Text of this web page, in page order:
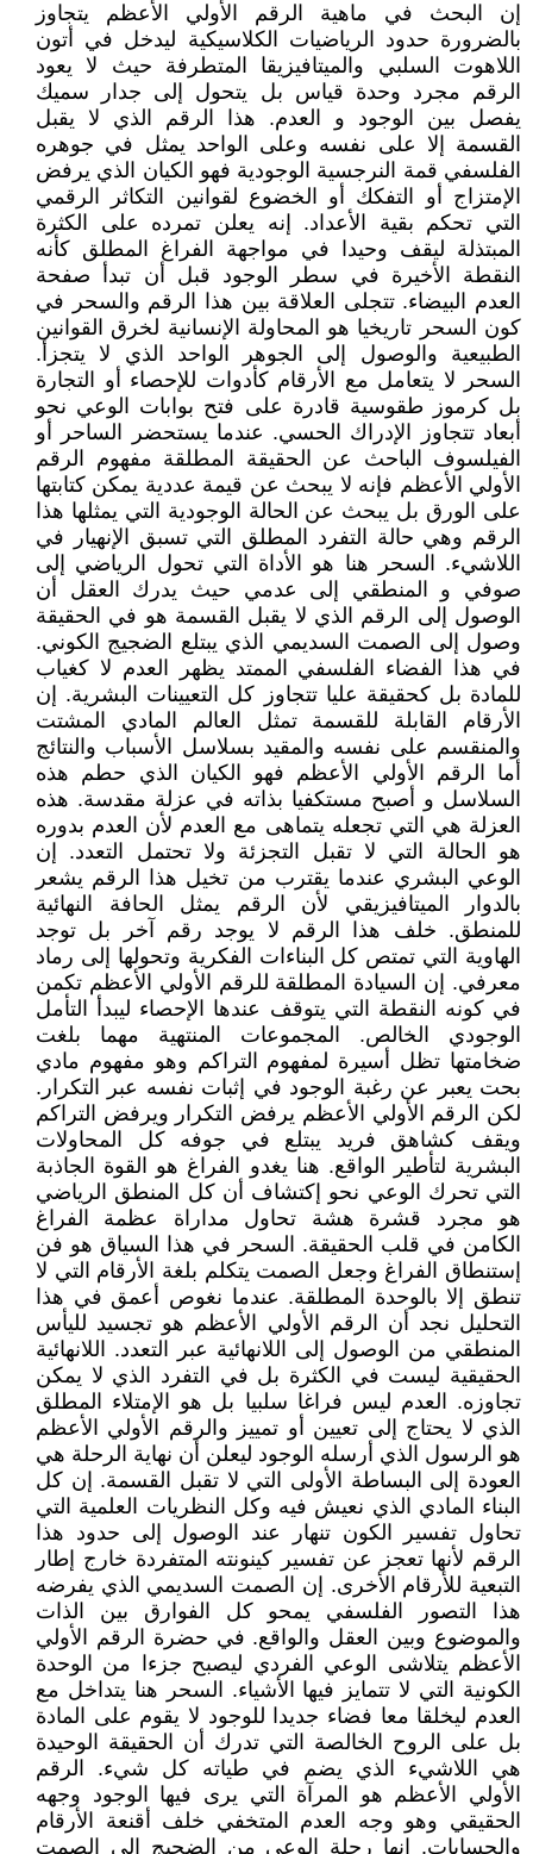
إن البحث في ماهية الرقم الأولي الأعظم يتجاوز
بالضرورة حدود الرياضيات الكلاسيكية ليدخل في أتون
اللاهوت السلبي والميتافيزيقا المتطرفة حيث لا يعود
الرقم مجرد وحدة قياس بل يتحول إلى جدار سميك
يفصل بين الوجود و العدم. هذا الرقم الذي لا يقبل
القسمة إلا على نفسه وعلى الواحد يمثل في جوهره
الفلسفي قمة النرجسية الوجودية فهو الكيان الذي يرفض
الإمتزاج أو التفكك أو الخضوع لقوانين التكاثر الرقمي
التي تحكم بقية الأعداد. إنه يعلن تمرده على الكثرة
المبتذلة ليقف وحيدا في مواجهة الفراغ المطلق كأنه
النقطة الأخيرة في سطر الوجود قبل أن تبدأ صفحة
العدم البيضاء. تتجلى العلاقة بين هذا الرقم والسحر في
كون السحر تاريخيا هو المحاولة الإنسانية لخرق القوانين
الطبيعية والوصول إلى الجوهر الواحد الذي لا يتجزأ.
السحر لا يتعامل مع الأرقام كأدوات للإحصاء أو التجارة
بل كرموز طقوسية قادرة على فتح بوابات الوعي نحو
أبعاد تتجاوز الإدراك الحسي. عندما يستحضر الساحر أو
الفيلسوف الباحث عن الحقيقة المطلقة مفهوم الرقم
الأولي الأعظم فإنه لا يبحث عن قيمة عددية يمكن كتابتها
على الورق بل يبحث عن الحالة الوجودية التي يمثلها هذا
الرقم وهي حالة التفرد المطلق التي تسبق الإنهيار في
اللاشيء. السحر هنا هو الأداة التي تحول الرياضي إلى
صوفي و المنطقي إلى عدمي حيث يدرك العقل أن
الوصول إلى الرقم الذي لا يقبل القسمة هو في الحقيقة
وصول إلى الصمت السديمي الذي يبتلع الضجيج الكوني.
في هذا الفضاء الفلسفي الممتد يظهر العدم لا كغياب
للمادة بل كحقيقة عليا تتجاوز كل التعيينات البشرية. إن
الأرقام القابلة للقسمة تمثل العالم المادي المشتت
والمنقسم على نفسه والمقيد بسلاسل الأسباب والنتائج
أما الرقم الأولي الأعظم فهو الكيان الذي حطم هذه
السلاسل و أصبح مستكفيا بذاته في عزلة مقدسة. هذه
العزلة هي التي تجعله يتماهى مع العدم لأن العدم بدوره
هو الحالة التي لا تقبل التجزئة ولا تحتمل التعدد. إن
الوعي البشري عندما يقترب من تخيل هذا الرقم يشعر
بالدوار الميتافيزيقي لأن الرقم يمثل الحافة النهائية
للمنطق. خلف هذا الرقم لا يوجد رقم آخر بل توجد
الهاوية التي تمتص كل البناءات الفكرية وتحولها إلى رماد
معرفي. إن السيادة المطلقة للرقم الأولي الأعظم تكمن
في كونه النقطة التي يتوقف عندها الإحصاء ليبدأ التأمل
الوجودي الخالص. المجموعات المنتهية مهما بلغت
ضخامتها تظل أسيرة لمفهوم التراكم وهو مفهوم مادي
بحت يعبر عن رغبة الوجود في إثبات نفسه عبر التكرار.
لكن الرقم الأولي الأعظم يرفض التكرار ويرفض التراكم
ويقف كشاهق فريد يبتلع في جوفه كل المحاولات
البشرية لتأطير الواقع. هنا يغدو الفراغ هو القوة الجاذبة
التي تحرك الوعي نحو إكتشاف أن كل المنطق الرياضي
هو مجرد قشرة هشة تحاول مداراة عظمة الفراغ
الكامن في قلب الحقيقة. السحر في هذا السياق هو فن
إستنطاق الفراغ وجعل الصمت يتكلم بلغة الأرقام التي لا
تنطق إلا بالوحدة المطلقة. عندما نغوص أعمق في هذا
التحليل نجد أن الرقم الأولي الأعظم هو تجسيد لليأس
المنطقي من الوصول إلى اللانهائية عبر التعدد. اللانهائية
الحقيقية ليست في الكثرة بل في التفرد الذي لا يمكن
تجاوزه. العدم ليس فراغا سلبيا بل هو الإمتلاء المطلق
الذي لا يحتاج إلى تعيين أو تمييز والرقم الأولي الأعظم
هو الرسول الذي أرسله الوجود ليعلن أن نهاية الرحلة هي
العودة إلى البساطة الأولى التي لا تقبل القسمة. إن كل
البناء المادي الذي نعيش فيه وكل النظريات العلمية التي
تحاول تفسير الكون تنهار عند الوصول إلى حدود هذا
الرقم لأنها تعجز عن تفسير كينونته المتفردة خارج إطار
التبعية للأرقام الأخرى. إن الصمت السديمي الذي يفرضه
هذا التصور الفلسفي يمحو كل الفوارق بين الذات
والموضوع وبين العقل والواقع. في حضرة الرقم الأولي
الأعظم يتلاشى الوعي الفردي ليصبح جزءا من الوحدة
الكونية التي لا تتمايز فيها الأشياء. السحر هنا يتداخل مع
العدم ليخلقا معا فضاء جديدا للوجود لا يقوم على المادة
بل على الروح الخالصة التي تدرك أن الحقيقة الوحيدة
هي اللاشيء الذي يضم في طياته كل شيء. الرقم
الأولي الأعظم هو المرآة التي يرى فيها الوجود وجهه
الحقيقي وهو وجه العدم المتخفي خلف أقنعة الأرقام
والحسابات. إنها رحلة الوعي من الضجيج إلى الصمت